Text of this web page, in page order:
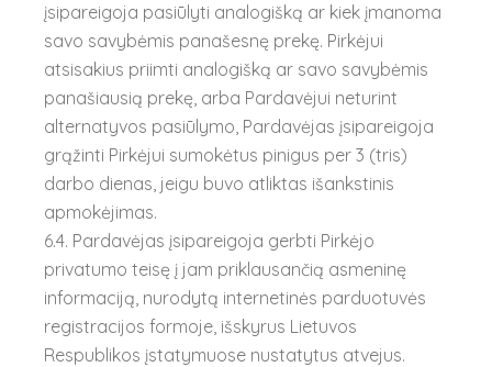
įsipareigoja pasiūlyti analogišką ar kiek įmanoma
savo savybėmis panašesnę prekę. Pirkėjui
atsisakius priimti analogišką ar savo savybėmis
panašiausią prekę, arba Pardavėjui neturint
alternatyvos pasiūlymo, Pardavėjas įsipareigoja
grąžinti Pirkėjui sumokėtus pinigus per 3 (tris)
darbo dienas, jeigu buvo atliktas išankstinis
apmokėjimas.
6.4. Pardavėjas įsipareigoja gerbti Pirkėjo
privatumo teisę į jam priklausančią asmeninę
informaciją, nurodytą internetinės parduotuvės
registracijos formoje, išskyrus Lietuvos
Respublikos įstatymuose nustatytus atvejus.